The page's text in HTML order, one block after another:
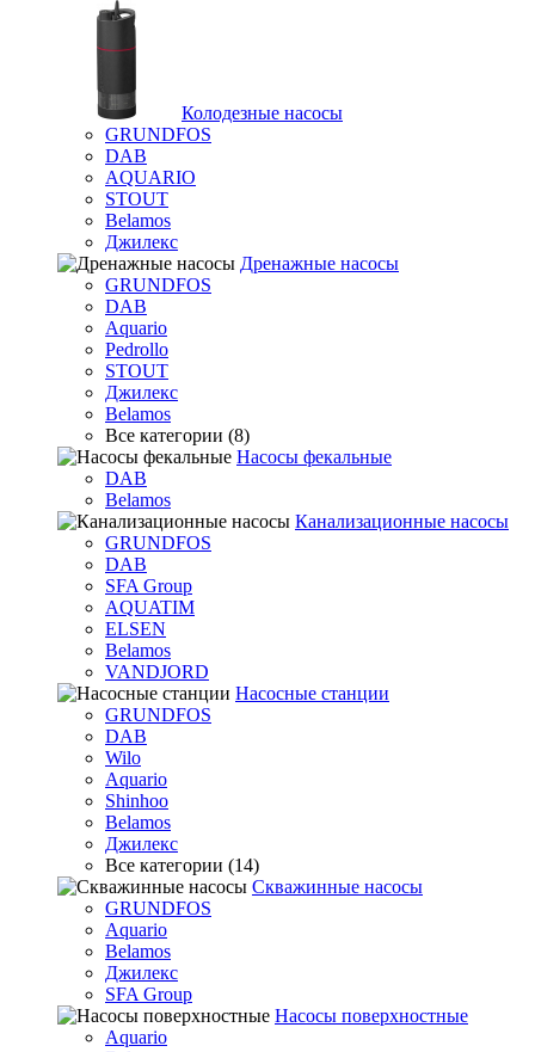
Колодезные насосы
GRUNDFOS
DAB
AQUARIO
STOUT
Belamos
Джилекс
Дренажные насосы
GRUNDFOS
DAB
Aquario
Pedrollo
STOUT
Джилекс
Belamos
Все категории (8)
Насосы фекальные
DAB
Belamos
Канализационные насосы
GRUNDFOS
DAB
SFA Group
AQUATIM
ELSEN
Belamos
VANDJORD
Насосные станции
GRUNDFOS
DAB
Wilo
Aquario
Shinhoo
Belamos
Джилекс
Все категории (14)
Скважинные насосы
GRUNDFOS
Aquario
Belamos
Джилекс
SFA Group
Насосы поверхностные
Aquario